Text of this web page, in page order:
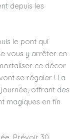
depuis les
le pont qui
vous y arrêter en
ce décor
se régaler ! La
offrant des
magiques en fin